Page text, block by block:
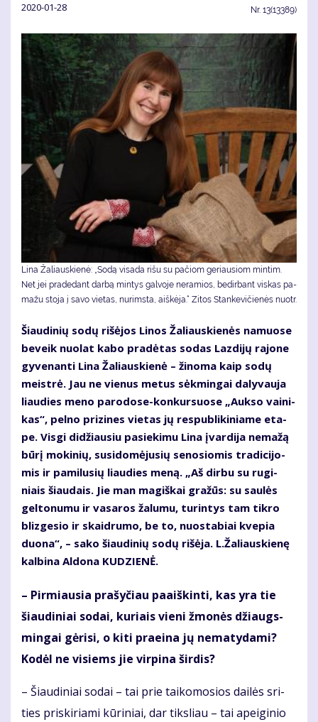
2020-01-28 Nr. 13(13389)
Li­na Ža­liaus­kie­nė: „So­dą vi­sa­da ri­šu su pa­čiom ge­riau­siom min­tim.
Net jei pra­de­dant dar­bą min­tys gal­vo­je ne­ra­mios, be­dir­bant vis­kas pa­
ma­žu sto­ja į sa­vo vie­tas, nu­rims­ta, aiš­kė­ja.“ Zitos Stankevičienės nuotr.
Šiau­di­nių so­dų ri­šė­jos Li­nos Ža­liaus­kie­nės na­muo­se
be­veik nuo­lat ka­bo pra­dė­tas so­das Laz­di­jų ra­jo­ne
gy­ve­nan­ti Li­na Ža­liaus­kie­nė – ži­no­ma kaip so­dų
meist­rė. Jau ne vie­nus me­tus sėk­min­gai da­ly­vau­ja
liau­dies me­no pa­ro­do­se-kon­kur­suo­se „Auk­so vai­ni­
kas“, pel­no pri­zi­nes vie­tas jų res­pub­li­ki­nia­me eta­
pe. Vis­gi di­džiau­siu pa­sie­ki­mu Li­na įvar­di­ja ne­ma­žą
bū­rį mo­ki­nių, su­si­do­mė­ju­sių se­no­sio­mis tra­di­ci­jo­
mis ir pa­mi­lu­sių liau­dies me­ną. „Aš dir­bu su ru­gi­
niais šiau­dais. Jie man ma­giš­kai gra­žūs: su sau­lės
gel­to­nu­mu ir va­sa­ros ža­lu­mu, tu­rin­tys tam tik­ro
bliz­ge­sio ir skaid­ru­mo, be to, nuo­sta­biai kve­pia
duo­na“, – sa­ko šiau­di­nių so­dų ri­šė­ja. L.Ža­liaus­kie­nę
kal­bi­na Al­do­na KU­DZIE­NĖ.
– Pir­miau­sia pra­šy­čiau pa­aiš­kin­ti, kas yra tie
šiau­di­niai so­dai, ku­riais vie­ni žmo­nės džiaugs­
min­gai gė­ri­si, o ki­ti pra­ei­na jų ne­ma­ty­da­mi?
Ko­dėl ne vi­siems jie vir­pi­na šir­dis?
– Šiau­di­niai so­dai – tai prie tai­ko­mo­sios dai­lės sri­
ties pri­ski­ria­mi kū­ri­niai, dar tiks­liau – tai apei­gi­nio